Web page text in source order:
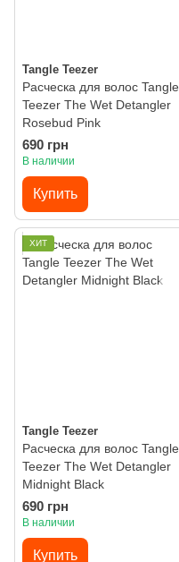
Tangle Teezer
Расческа для волос Tangle
Teezer The Wet Detangler
Rosebud Pink
690 грн
В наличии
Купить
ХИТ
Tangle Teezer
Расческа для волос Tangle
Teezer The Wet Detangler
Midnight Black
690 грн
В наличии
Купить